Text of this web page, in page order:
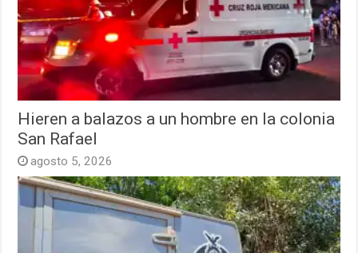
Hieren a balazos a un hombre en la colonia
San Rafael
agosto 5, 2026